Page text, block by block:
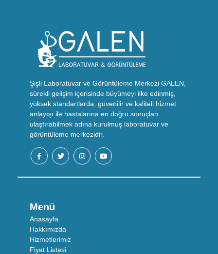
Şişli Laboratuvar ve Görüntüleme Merkezi GALEN,
sürekli gelişim içerisinde büyümeyi ilke edinmiş,
yüksek standartlarda, güvenilir ve kaliteli hizmet
anlayışı ile hastalarına en doğru sonuçları
ulaştırabilmek adına kurulmuş laboratuvar ve
görüntüleme merkezidir.
Menü
Anasayfa
Hakkımızda
Hizmetlerimiz
Fiyat Listesi